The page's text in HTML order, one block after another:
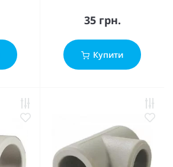
35 грн.
Купити